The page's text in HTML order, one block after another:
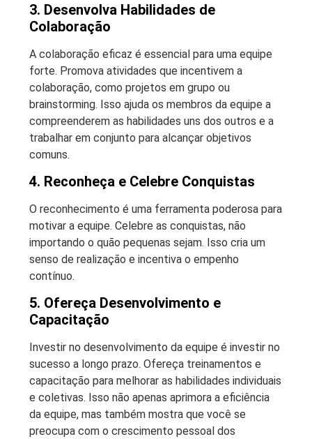
3. Desenvolva Habilidades de
Colaboração
A colaboração eficaz é essencial para uma equipe
forte. Promova atividades que incentivem a
colaboração, como projetos em grupo ou
brainstorming. Isso ajuda os membros da equipe a
compreenderem as habilidades uns dos outros e a
trabalhar em conjunto para alcançar objetivos
comuns.
4. Reconheça e Celebre Conquistas
O reconhecimento é uma ferramenta poderosa para
motivar a equipe. Celebre as conquistas, não
importando o quão pequenas sejam. Isso cria um
senso de realização e incentiva o empenho
contínuo.
5. Ofereça Desenvolvimento e
Capacitação
Investir no desenvolvimento da equipe é investir no
sucesso a longo prazo. Ofereça treinamentos e
capacitação para melhorar as habilidades individuais
e coletivas. Isso não apenas aprimora a eficiência
da equipe, mas também mostra que você se
preocupa com o crescimento pessoal dos